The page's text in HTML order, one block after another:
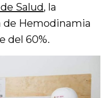
Salud, la
de Hemodinamia
del 60%.